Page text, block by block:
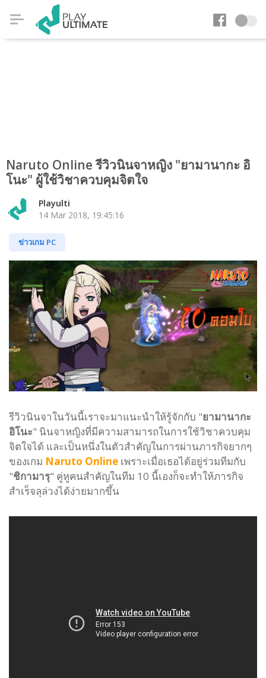
Naruto Online รีวิวนินจาหญิง "ยามานากะ อิ
โนะ" ผู้ใช้วิชาควบคุมจิตใจ
Playulti
14 Mar 2018, 19:45:16
ข่าวเกม PC
รีวิวนินจาในวันนี้เราจะมาแนะนำให้รู้จักกับ "ยามานากะ
อิโนะ" นินจาหญิงที่มีความสามารถในการใช้วิชาควบคุม
จิตใจได้ และเป็นหนึ่งในตัวสำคัญในการผ่านภารกิจยากๆ
ของเกม Naruto Online เพราะเมื่อเธอได้อยู่ร่วมทีมกับ
"ชิกามารุ" คู่หูคนสำคัญในทีม 10 นี้เองก็จะทำให้ภารกิจ
สำเร็จลุล่วงได้ง่ายมากขึ้น